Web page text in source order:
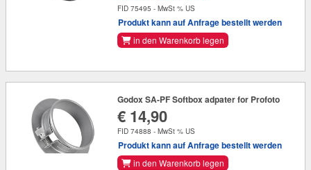
FID 75495 - MwSt % US
Produkt kann auf Anfrage bestellt werden
in den Warenkorb legen
Godox SA-PF Softbox adpater for Profoto
€ 14,90
FID 74888 - MwSt % US
Produkt kann auf Anfrage bestellt werden
in den Warenkorb legen